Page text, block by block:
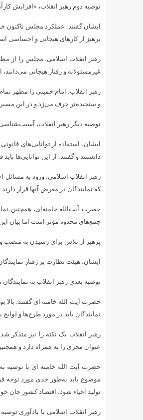
توصیه دوم رهبر انقلاب، «افزایش
ایشان گفتند: عملکرد مجلس تاکنون
پرهیز از کارهای هیجانی و احساسی
رهبر انقلاب اسلامی، مجلس را از
غیرمسئولانه و رفتار هیجانی
رهبر انقلاب، امام خمینی را مظهر
و سنجیده‌تر حرف می‌زد و در این مسیر
توصیه دیگر رهبر انقلاب، آسیب‌شناسی
ایشان، استفاده از توانایی‌های
دانستند و گفتند: از این توانایی‌ها
رهبر انقلاب اسلامی، ورود به
که نمایندگان در معرض آنها قرار دارند.
حضرت آیت‌الله خامنه‌ای، همچنین
جمع‌های محدود مؤثر است اما بیان
پرهیز از تلاش برای رسیدن به منصب
ایشان، هیئت نظارت بر رفتار
توصیه بعدی رهبر انقلاب به
حضرت آیت الله خامنه ای گفتند:
نمایندگان باید در مورد طرح‌ها و
رهبر انقلاب یک نکته را نیز متذکر
عنوان مجری را به همراه دارد و
حضرت آیت الله خامنه ای با توصیه
موضوع باید به‌طور جدی مورد توجه
تولید احیاء شود، اقتصاد کشور جان
رهبر انقلاب اسلامی با یادآوری